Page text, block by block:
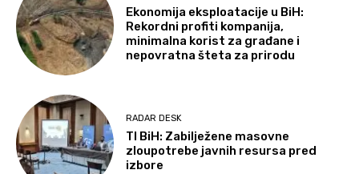
Ekonomija eksploatacije u BiH:
Rekordni profiti kompanija,
minimalna korist za građane i
nepovratna šteta za prirodu
RADAR DESK
TI BiH: Zabilježene masovne
zloupotrebe javnih resursa pred
izbore